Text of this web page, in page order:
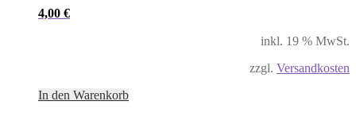
4,00 €
inkl. 19 % MwSt.
zzgl. Versandkosten
In den Warenkorb